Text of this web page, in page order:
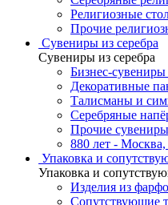
Религиозные
Прочие
Сувениры из серебра
Сувениры из серебра
Бизнес-сувениры
Декоративные
Талисманы и
Серебряные
Прочие сувениры
880 лет -
Упаковка и
Упаковка и
Изделия из
Сопутствующие